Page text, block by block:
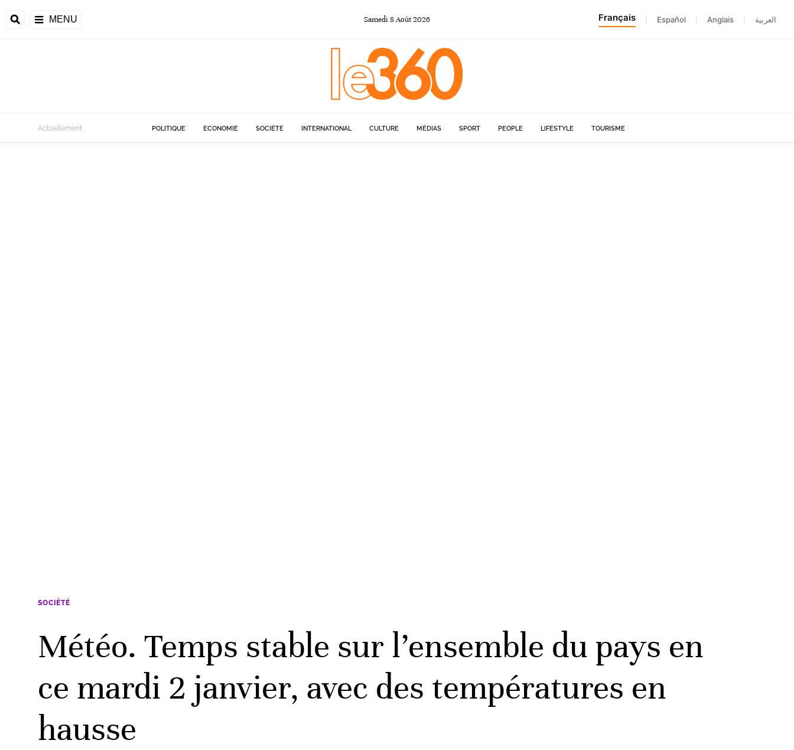
MENU Samedi 8Août2026 Français Español Anglais العربية
Actuellement POLITIQUE ECONOMIE SOCIÉTÉ INTERNATIONAL CULTURE MÉDIAS SPORT PEOPLE LIFESTYLE TOURISME
SOCIÉTÉ
Météo. Temps stable sur l’ensemble du pays en
ce mardi 2 janvier, avec des températures en
hausse